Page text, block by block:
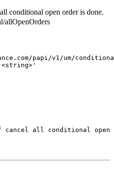
conditional open order is done.
/allOpenOrders
papi/v1/um/
cancel all conditional open